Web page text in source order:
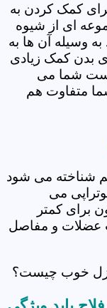
کمک کردن به
ای از شیوه
وسیله آن ها به
بدن کمک زیادی
شما می
متفاوت هم
شناخته می شود
می
برای کمتر
عضلات و مفاصل
خوب چیست؟